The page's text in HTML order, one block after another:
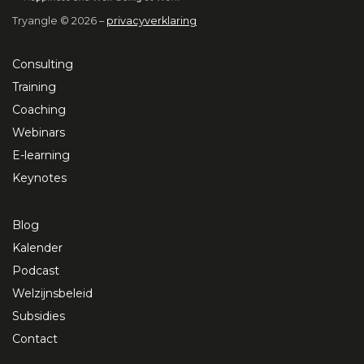
Tryangle © 2026 – privacyverklaring
Consulting
Training
Coaching
Webinars
E-learning
Keynotes
Blog
Kalender
Podcast
Welzijnsbeleid
Subsidies
Contact